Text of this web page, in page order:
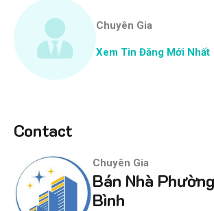
Chuyên Gia
Xem Tin Đăng Mới Nhất
Contact
Chuyên Gia
Bán Nhà
Bình